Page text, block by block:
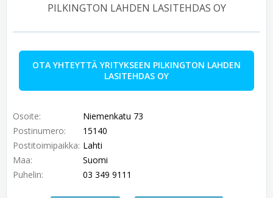
PILKINGTON LAHDEN LASITEHDAS OY
OTA YHTEYTTÄ YRITYKSEEN PILKINGTON LAHDEN
LASITEHDAS OY
Osoite:
Niemenkatu 73
Postinumero:
15140
Postitoimipaikka: Lahti
Maa:
Suomi
Puhelin:
03 349 9111